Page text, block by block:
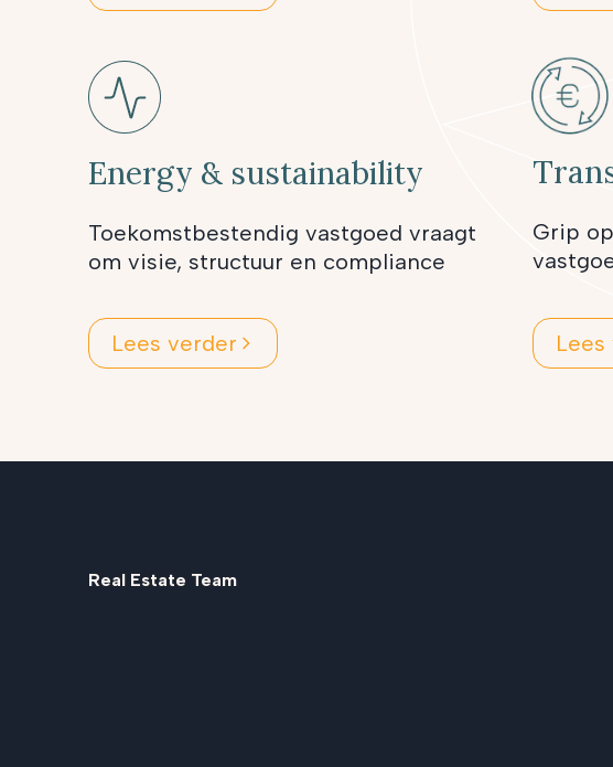
Energy & sustainability
Toekomstbestendig vastgoed vraagt
om visie, structuur en compliance
Lees verder
Grip
Real Estate Team